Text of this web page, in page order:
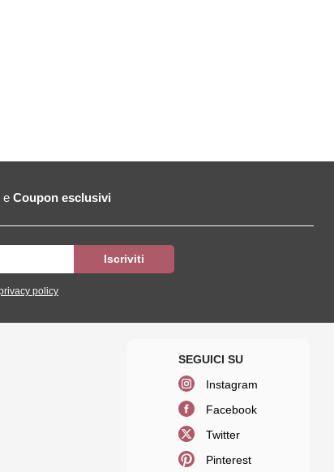
e Coupon esclusivi
policy
Instagram
Facebook
Twitter
Pinterest